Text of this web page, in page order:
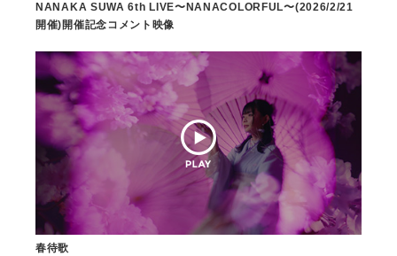
NANAKA SUWA 6th LIVE〜NANACOLORFUL〜(2026/2/21
開催)開催記念コメント映像
春待歌